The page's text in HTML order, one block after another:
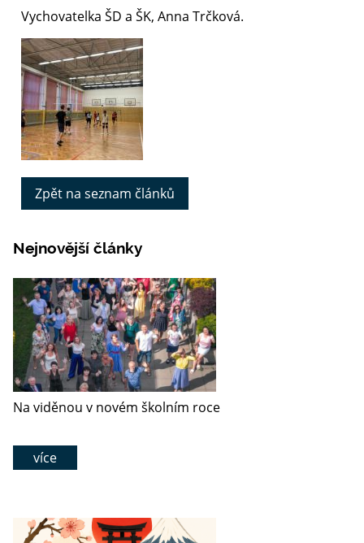
Vychovatelka ŠD a ŠK, Anna Trčková.
Zpět na seznam článků
Nejnovější články
Na viděnou v novém školním roce
více